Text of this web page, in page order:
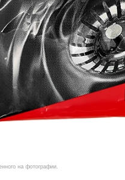
на фотографии.